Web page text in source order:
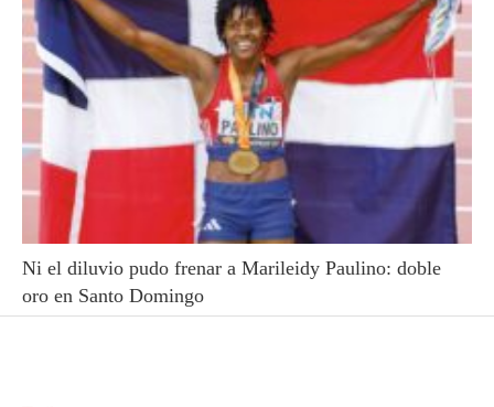
Ni el diluvio pudo frenar a Marileidy Paulino: doble
oro en Santo Domingo